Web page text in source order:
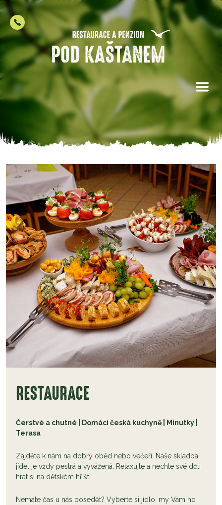
RESTAURACE
Čerstvé a chutné | Domácí česká kuchyně | Minutky |
Terasa
Zajděte k nám na dobrý oběd nebo večeři. Naše skladba
jídel je vždy pestrá a vyvážená. Relaxujte a nechte své děti
hrát si na dětském hřišti.
Nemáte čas u nás posedět? Vyberte si jídlo, my Vám ho